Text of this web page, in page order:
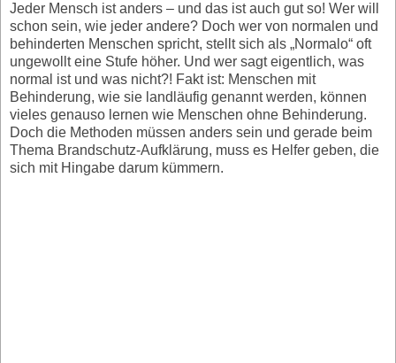
Jeder Mensch ist anders – und das ist auch gut so! Wer will
schon sein, wie jeder andere? Doch wer von normalen und
behinderten Menschen spricht, stellt sich als „Normalo“ oft
ungewollt eine Stufe höher. Und wer sagt eigentlich, was
normal ist und was nicht?! Fakt ist: Menschen mit
Behinderung, wie sie landläufig genannt werden, können
vieles genauso lernen wie Menschen ohne Behinderung.
Doch die Methoden müssen anders sein und gerade beim
Thema Brandschutz-Aufklärung, muss es Helfer geben, die
sich mit Hingabe darum kümmern.